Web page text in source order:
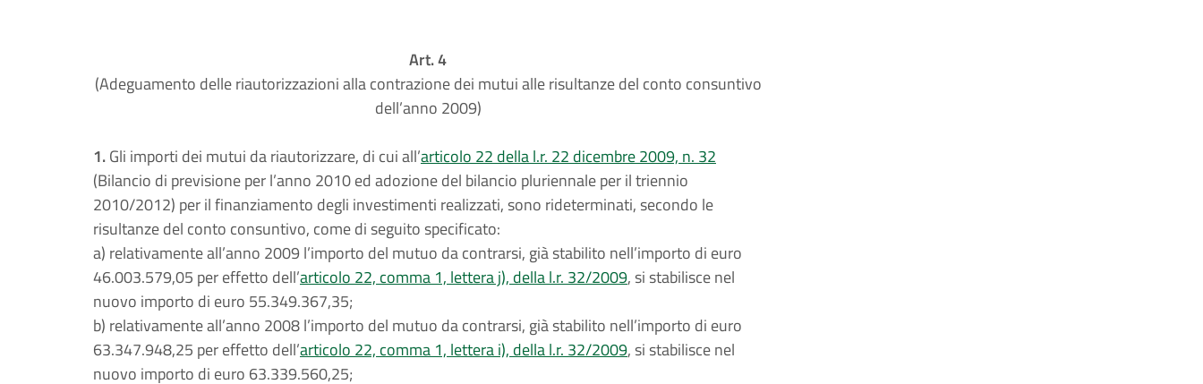
Art. 4
(Adeguamento delle riautorizzazioni alla contrazione dei mutui alle risultanze del conto consuntivo
dell’anno 2009)
1.Gli importi dei mutui da riautorizzare, di cui all’articolo 22 della l.r. 22 dicembre 2009, n. 32
(Bilancio di previsione per l’anno 2010 ed adozione del bilancio pluriennale per il triennio
2010/2012) per il finanziamento degli investimenti realizzati, sono rideterminati, secondo le
risultanze del conto consuntivo, come di seguito specificato:
a) relativamente all’anno 2009 l’importo del mutuo da contrarsi, già stabilito nell’importo di euro
46.003.579,05 per effetto dell’articolo 22, comma 1, lettera j), della l.r. 32/2009, si stabilisce nel
nuovo importo di euro 55.349.367,35;
b) relativamente all’anno 2008 l’importo del mutuo da contrarsi, già stabilito nell’importo di euro
63.347.948,25 per effetto dell’articolo 22, comma 1, lettera i), della l.r. 32/2009, si stabilisce nel
nuovo importo di euro 63.339.560,25;